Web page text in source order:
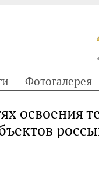
Фотогалерея
освоения